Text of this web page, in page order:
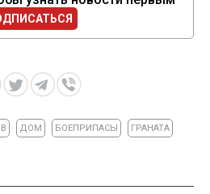
ДОМ БОЕПРИПАСЫ ГРАНАТА